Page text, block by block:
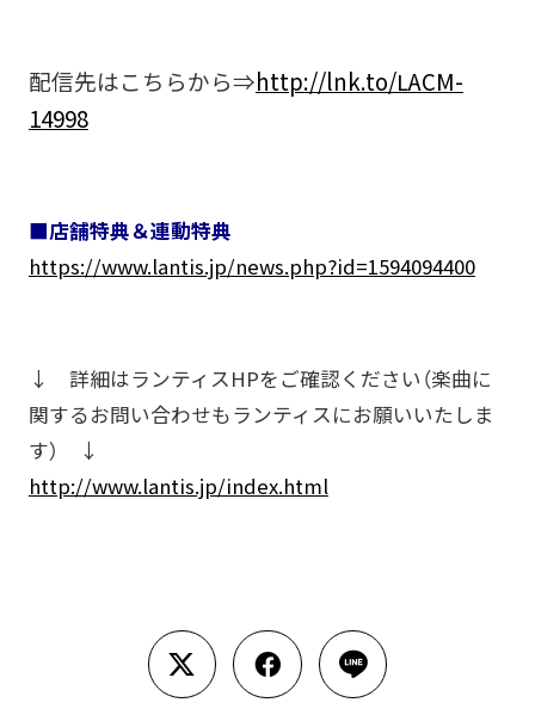
配信先はこちらから⇒http://lnk.to/LACM-
14998
■店舗特典＆連動特典
https://www.lantis.jp/news.php?id=1594094400
↓ 詳細はランティスHPをご確認ください（楽曲に
関するお問い合わせもランティスにお願いいたしま
す） ↓
http://www.lantis.jp/index.html